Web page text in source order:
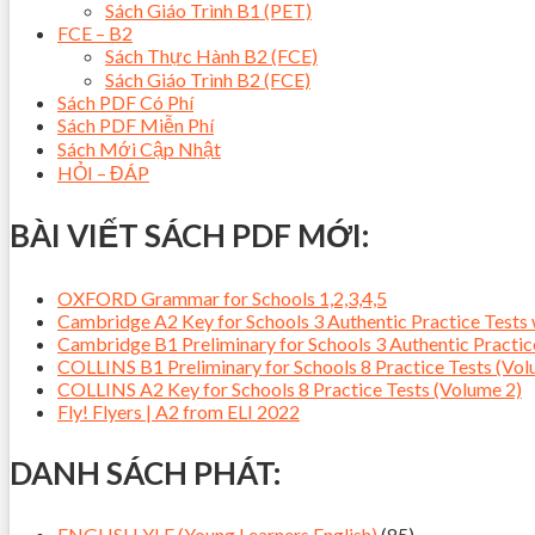
Sách Giáo Trình B1 (PET)
FCE – B2
Sách Thực Hành B2 (FCE)
Sách Giáo Trình B2 (FCE)
Sách PDF Có Phí
Sách PDF Miễn Phí
Sách Mới Cập Nhật
HỎI – ĐÁP
BÀI VIẾT SÁCH PDF MỚI:
OXFORD Grammar for Schools 1,2,3,4,5
Cambridge A2 Key for Schools 3 Authentic Practice Tests
Cambridge B1 Preliminary for Schools 3 Authentic
COLLINS B1 Preliminary for Schools 8 Practice Tests
COLLINS A2 Key for Schools 8 Practice Tests (Volume 2)
Fly! Flyers | A2 from ELI 2022
DANH SÁCH PHÁT: